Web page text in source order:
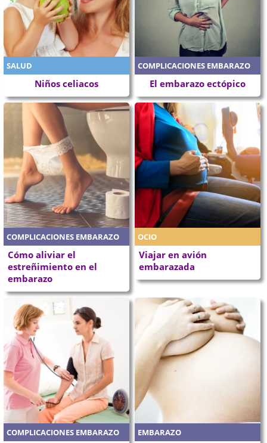
SALUD
Niños celiacos
COMPLICACIONES EMBARAZO
El embarazo ectópico
COMPLICACIONES EMBARAZO
Cómo aliviar el
estreñimiento en el
embarazo
OCIO
Viajar en avión
embarazada
COMPLICACIONES EMBARAZO EMBARAZO